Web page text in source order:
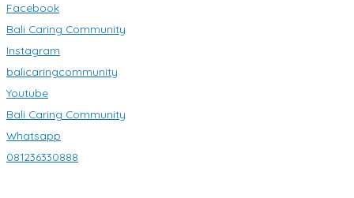
Facebook
Bali Caring Community
Instagram
balicaringcommunity
Youtube
Bali Caring Community
Whatsapp
081236330888